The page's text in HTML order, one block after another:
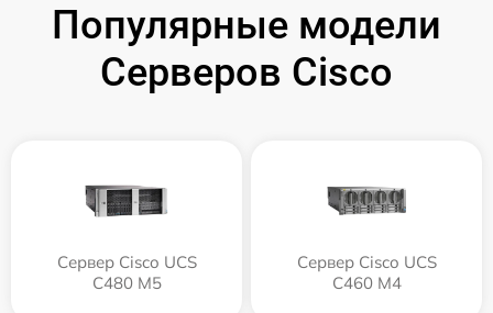
Популярные модели
Серверов Cisco
Сервер Cisco UCS
C480 M5
Сервер Cisco UCS
C460 M4